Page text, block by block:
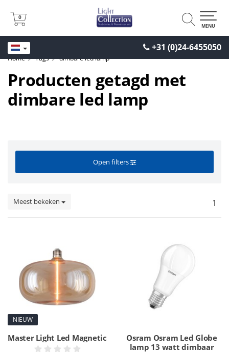
+31 (0)24-6455050
0
0
MENU
Home Tags dimbare led lamp
Producten getagd met
dimbare led lamp
Open filters
Meest bekeken 1
NIEUW
Master Light Led Magnetic
Osram Osram Led Globe
lamp 13 watt dimbaar